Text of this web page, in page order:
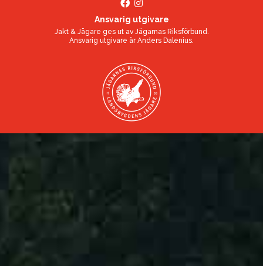
Ansvarig utgivare
Jakt & Jägare ges ut av Jägarnas Riksförbund.
Ansvarig utgivare ärAnders Dalenius.